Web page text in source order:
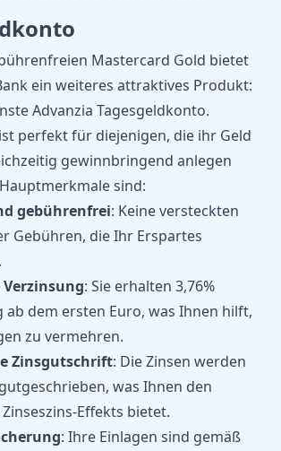
Mastercard Gold bietet
ein weiteres attraktives Produkt:
Advanzia Tagesgeldkonto.
perfekt für diejenigen, die ihr Geld
gewinnbringend anlegen
sind:
gebührenfrei: Keine versteckten
Gebühren, die Ihr Erspartes
: Sie erhalten 3,76%
ab dem ersten Euro, was Ihnen hilft,
zu vermehren.
Zinsgutschrift: Die Zinsen werden
was Ihnen den
Effekts bietet.
: Ihre Einlagen sind gemäß